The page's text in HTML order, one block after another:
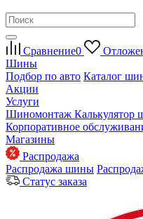
Сравнение0
Шины
Подбор по авто Каталог
Акции
Услуги
Шиномонтаж Калькулятор
Корпоративное
Магазины
Распродажа
Распродажа шины
Статус заказа